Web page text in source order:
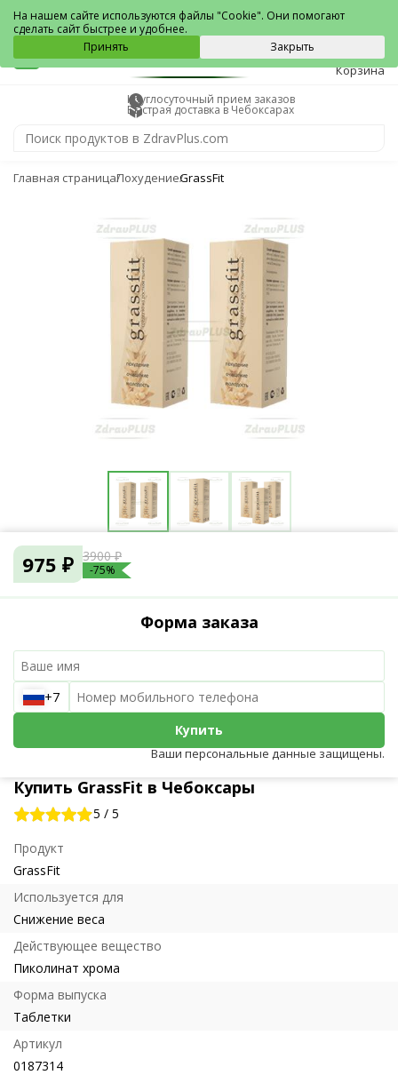
Чебоксары
0
Корзина
Круглосуточный прием заказов
Быстрая доставка в Чебоксарах
Главная страницаПохудениеGrassFit
Купить GrassFit в Чебоксары
5 / 5
Продукт
GrassFit
Используется для
Снижение веса
Действующее вещество
Пиколинат хрома
Форма выпуска
Таблетки
Артикул
0187314
975 ₽ 3900 ₽
-75%
Форма заказа
+7
Купить
Ваши персональные данные защищены.
На нашем сайте используются файлы "Cookie". Они помогают
сделать сайт быстрее и удобнее.
Принять
Закрыть